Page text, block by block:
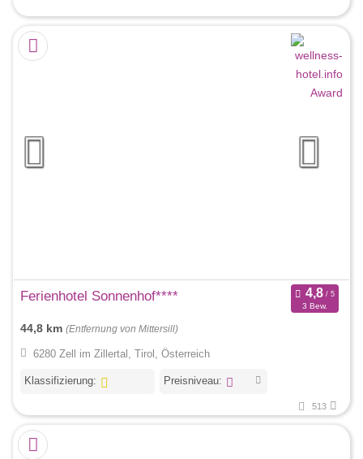
Ferienhotel Sonnenhof****
3 Bew.
44,8 km (Entfernung von Mittersill)
6280 Zell im Zillertal, Tirol, Österreich
Klassifizierung: Preisniveau:
513